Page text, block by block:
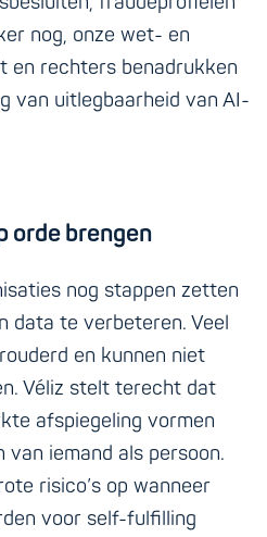
nog, onze wet- en
en rechters benadrukken
van uitlegbaarheid van AI-
orde brengen
nog stappen zetten
data te verbeteren. Veel
en kunnen niet
Véliz stelt terecht dat
afspiegeling vormen
iemand als persoon.
risico’s op wanneer
voor self-fulfilling